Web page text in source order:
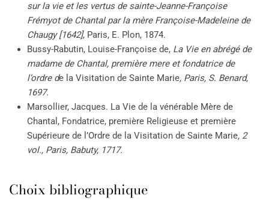
sur la vie et les vertus de sainte-Jeanne-Françoise
Frémyot de Chantal par la mère Françoise-Madeleine de
Chaugy [1642], Paris, E. Plon, 1874.
Bussy-Rabutin, Louise-Françoise de, La Vie en abrégé de
madame de Chantal, première mere et fondatrice de
l’ordre de la Visitation de Sainte Marie, Paris, S. Benard,
1697.
Marsollier, Jacques. La Vie de la vénérable Mère de
Chantal, Fondatrice, première Religieuse et première
Supérieure de l’Ordre de la Visitation de Sainte Marie, 2
vol., Paris, Babuty, 1717.
Choix bibliographique